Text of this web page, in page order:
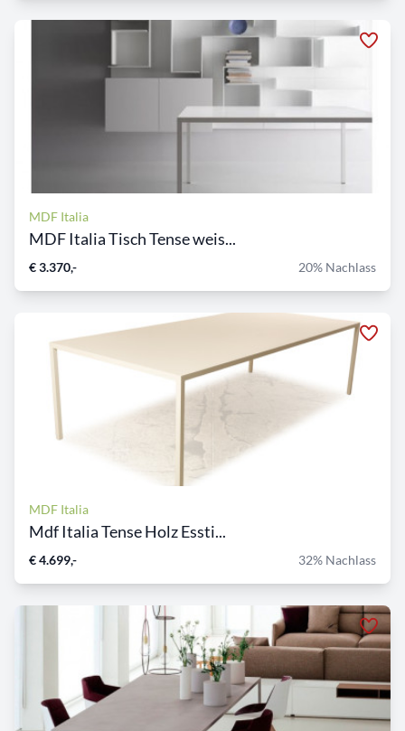
MDF Italia
MDF Italia Tisch Tense weis...
€ 3.370,- 20% Nachlass
MDF Italia
Mdf Italia Tense Holz Essti...
€ 4.699,- 32% Nachlass